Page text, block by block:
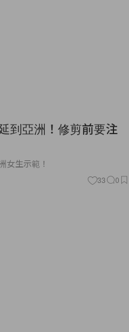
到亞洲！修剪前要注
女生示範！
33 0